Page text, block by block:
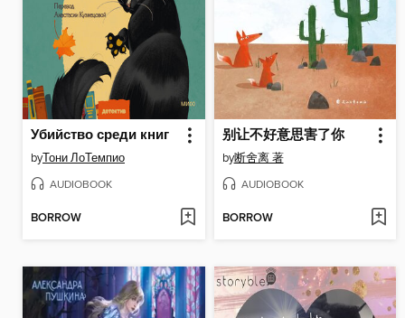
Убийство среди книг
byТони ЛоТемпио
AUDIOBOOK
BORROW
别让不好意思害了你
by断舍离 著
AUDIOBOOK
BORROW